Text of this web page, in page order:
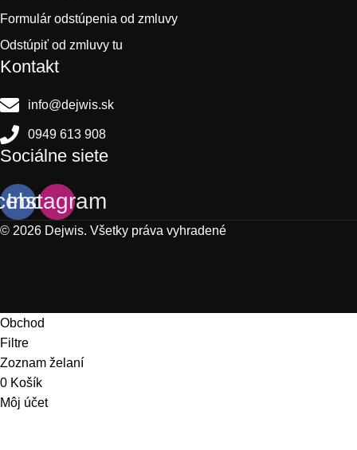
Formulár odstúpenia od zmluvy
Odstúpiť od zmluvy tu
Kontakt
info@dejwis.sk
0949 613 908
Sociálne siete
Instagram
© 2026 Dejwis. Všetky práva vyhradené
Obchod
Filtre
Zoznam želaní
0 Košík
Môj účet